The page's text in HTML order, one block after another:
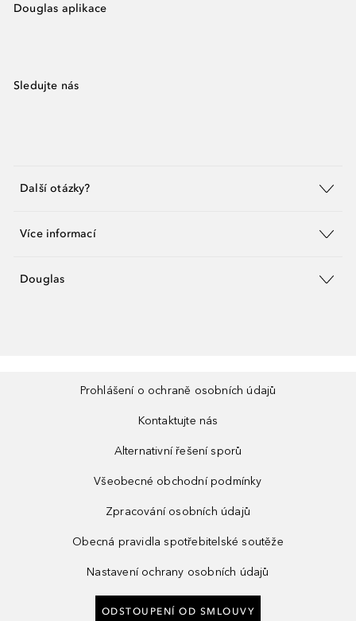
Douglas aplikace
Sledujte nás
Další otázky?
Více informací
Douglas
Prohlášení o ochraně osobních údajů
Kontaktujte nás
Alternativní řešení sporů
Všeobecné obchodní podmínky
Zpracování osobních údajů
Obecná pravidla spotřebitelské soutěže
Nastavení ochrany osobních údajů
ODSTOUPENÍ OD SMLOUVY